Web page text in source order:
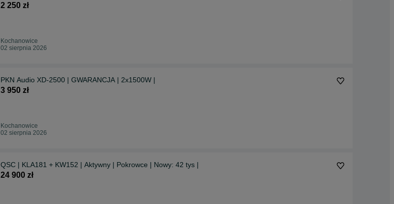
2 250 zł
Kochanowice
02 sierpnia 2026
PKN Audio XD-2500 | GWARANCJA | 2x1500W |
3 950 zł
Kochanowice
02 sierpnia 2026
QSC | KLA181 + KW152 | Aktywny | Pokrowce | Nowy: 42 tys |
24 900 zł